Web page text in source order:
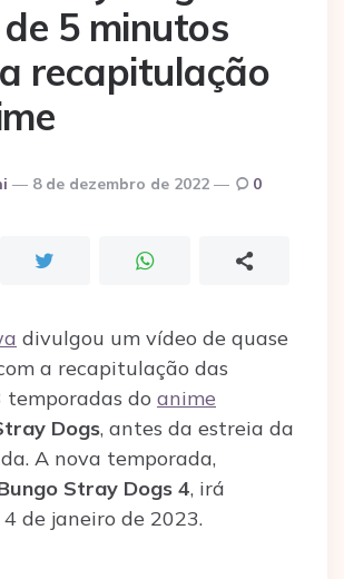
5 minutos
recapitulação
8 de dezembro de 2022 0
divulgou um vídeo de quase
a recapitulação das
temporadas do anime
Dogs, antes da estreia da
A nova temporada,
Stray Dogs 4, irá
de janeiro de 2023.